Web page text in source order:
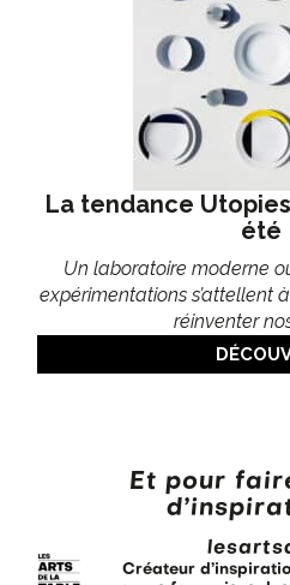
La tendance
été
Un laboratoire moderne
expérimentations s’attellent
réinventer
Et pour
Créateur